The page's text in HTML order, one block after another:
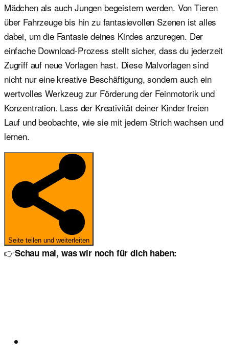
Mädchen als auch Jungen begeistern werden. Von Tieren
über Fahrzeuge bis hin zu fantasievollen Szenen ist alles
dabei, um die Fantasie deines Kindes anzuregen. Der
einfache Download-Prozess stellt sicher, dass du jederzeit
Zugriff auf neue Vorlagen hast. Diese Malvorlagen sind
nicht nur eine kreative Beschäftigung, sondern auch ein
wertvolles Werkzeug zur Förderung der Feinmotorik und
Konzentration. Lass der Kreativität deiner Kinder freien
Lauf und beobachte, wie sie mit jedem Strich wachsen und
lernen.
Seite teilen und weiterleiten
👉Schau mal, was wir noch für dich haben: